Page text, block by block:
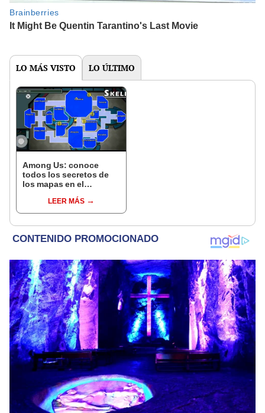
LO MÁS VISTO LO ÚLTIMO
Among Us: conoce
todos los secretos de
los mapas en el
LEER MÁS